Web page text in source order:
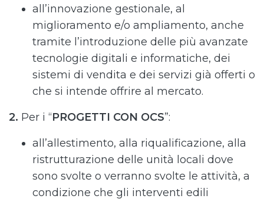
all’innovazione gestionale, al
miglioramento e/o ampliamento, anche
tramite l’introduzione delle più avanzate
tecnologie digitali e informatiche, dei
sistemi di vendita e dei servizi già offerti o
che si intende offrire al mercato.
2. Per i “PROGETTI CON OCS”:
all’allestimento, alla riqualificazione, alla
ristrutturazione delle unità locali dove
sono svolte o verranno svolte le attività, a
condizione che gli interventi edili